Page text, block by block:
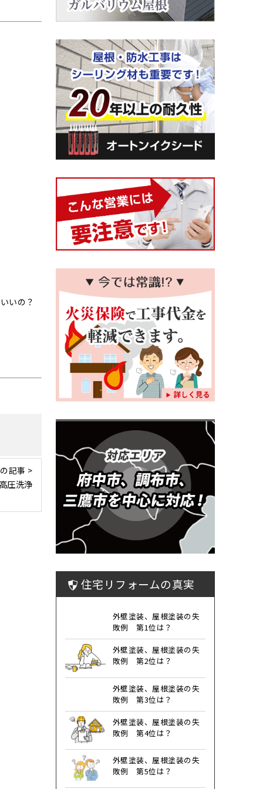
いの？
記事 >
圧洗浄
住宅リフォームの真実
外壁塗装、屋根塗装の失
敗例 第1位は？
外壁塗装、屋根塗装の失
敗例 第2位は？
外壁塗装、屋根塗装の失
敗例 第3位は？
外壁塗装、屋根塗装の失
敗例 第4位は？
外壁塗装、屋根塗装の失
敗例 第5位は？